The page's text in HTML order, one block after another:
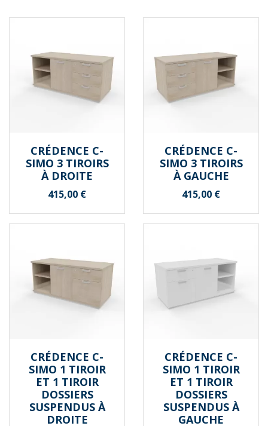
CRÉDENCE C-
SIMO 3 TIROIRS
À DROITE
Prix
415,00 €
CRÉDENCE C-
SIMO 3 TIROIRS
À GAUCHE
Prix
415,00 €
CRÉDENCE C-
SIMO 1 TIROIR
ET 1 TIROIR
DOSSIERS
SUSPENDUS À
DROITE
CRÉDENCE C-
SIMO 1 TIROIR
ET 1 TIROIR
DOSSIERS
SUSPENDUS À
GAUCHE